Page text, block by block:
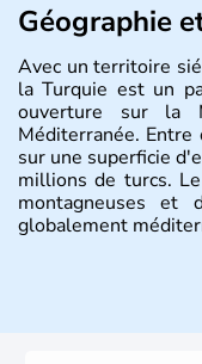
Géographie
Avec un territoire
la Turquie est un
ouverture sur
Méditerranée.
sur une superficie
millions de turcs.
montagneuses et
globalement
Histoire et